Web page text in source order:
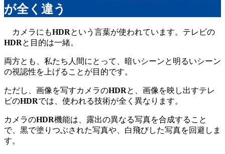
が全く違う
カメラにもHDRという言葉が使われています。テレビの
HDRと目的は一緒。
両方とも、私たち人間にとって、暗いシーンと明るいシーン
の視認性を上げることが目的です。
ただし、画像を写すカメラのHDRと、画像を映し出すテレ
ビのHDRでは、使われる技術が全く異なります。
カメラのHDR機能は、露出の異なる写真を合成すること
で、黒で塗りつぶされた写真や、白飛びした写真を回避しま
す。